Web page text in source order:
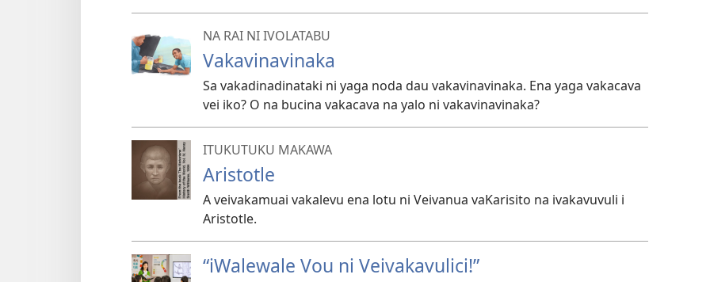
NA RAI NI IVOLATABU
Vakavinavinaka
Sa vakadinadinataki ni yaga noda dau vakavinavinaka. Ena yaga vakacava
vei iko? O na bucina vakacava na yalo ni vakavinavinaka?
ITUKUTUKU MAKAWA
Aristotle
A veivakamuai vakalevu ena lotu ni Veivanua vaKarisito na ivakavuvuli i
Aristotle.
“iWalewale Vou ni Veivakavulici!”